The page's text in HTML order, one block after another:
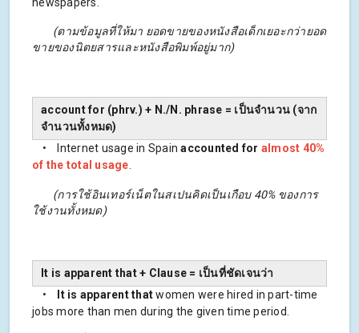
(ตามข้อมูลที่ให้มา ยอดขายของหนังสือเด็กเยอะกว่ายอด
ขายของนิตยสารและหนังสือพิมพ์อยู่มาก)
account for (phrv.) + N./N. phrase = เป็นจำนวน (จาก
จำนวนทั้งหมด)
• Internet usage in Spainaccounted for almost 40%
of the total usage
(การใช้อินเทอร์เน็ตในสเปนคิดเป็นเกือบ 40% ของการ
ใช้งานทั้งหมด)
It is apparent that + Clause = เป็นที่ชัดเจนว่า
•
It is apparent thatwomen were hired in part-time
jobs more than men during the given time period.